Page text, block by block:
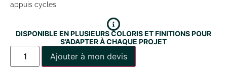
appuis cycles
DISPONIBLE EN PLUSIEURS COLORIS ET FINITIONS POUR
S’ADAPTER À CHAQUE PROJET
Ajouter à mon devis